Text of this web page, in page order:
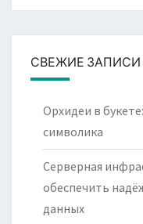
СВЕЖИЕ ЗАПИСИ
Орхидеи в
символика
Серверная
обеспечить
данных